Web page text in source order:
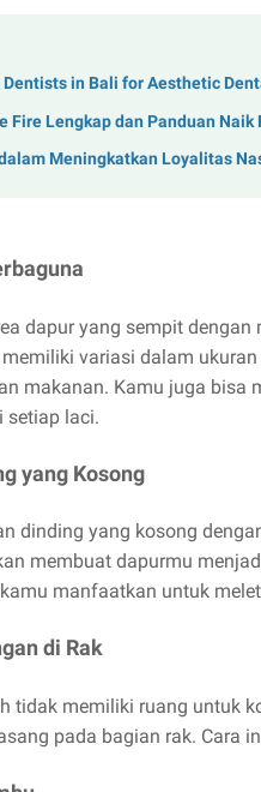
Dentists in Bali for Aesthetic
Fire Lengkap dan Panduan
Meningkatkan Loyalitas
dapur yang sempit
variasi dalam
makanan. Kamu juga
setiap laci.
yang Kosong
dinding yang kosong
membuat dapurmu
manfaatkan untuk
di Rak
tidak memiliki ruang untuk
pada bagian rak. Cara